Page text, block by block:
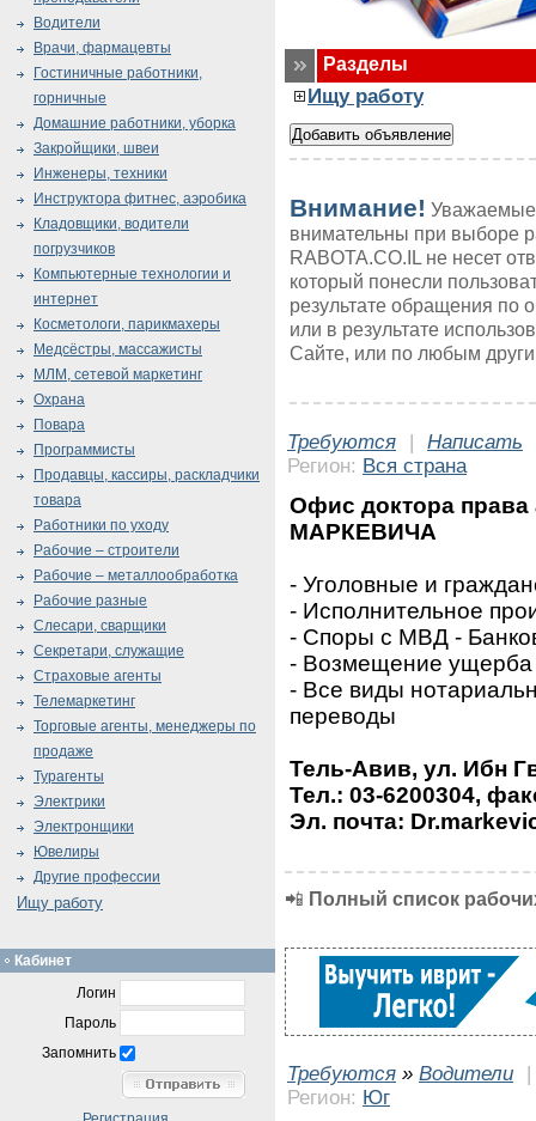
Разделы
Ищу работу
Внимание! Уважаемые
внимательны при выборе
RABOTA.CO.IL не несет
который понесли
результате обращения
или в результате
Сайте, или по любым
Требуются | Написать
Регион: Вся страна
Офис доктора
МАРКЕВИЧА
- Уголовные и
- Исполнительное
- Споры с МВД -
- Возмещение ущерба
- Все виды
переводы
Тель-Авив, ул. Ибн
Тел.: 03-6200304,
Эл. почта:
📲 Полный список
Требуются » Водители
|
Регион: Юг
Водители
Врачи, фармацевты
Гостиничные работники,
горничные
Домашние работники, уборка
Закройщики, швеи
Инженеры, техники
Инструктора фитнес, аэробика
Кладовщики, водители
погрузчиков
Компьютерные технологии и
интернет
Косметологи, парикмахеры
Медсёстры, массажисты
МЛМ, сетевой маркетинг
Охрана
Повара
Программисты
Продавцы, кассиры, раскладчики
товара
Работники по уходу
Рабочие – строители
Рабочие – металлообработка
Рабочие разные
Слесари, сварщики
Секретари, служащие
Страховые агенты
Телемаркетинг
Торговые агенты, менеджеры по
продаже
Турагенты
Электрики
Электронщики
Ювелиры
Другие профессии
Ищу работу
Кабинет
Логин
Пароль
Запомнить